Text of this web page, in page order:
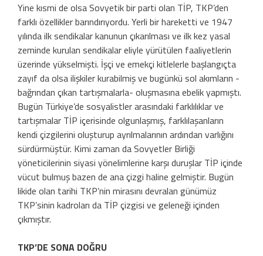
Yine kısmi de olsa Sovyetik bir parti olan TİP, TKP’den
farklı özellikler barındırıyordu. Yerli bir hareketti ve 1947
yılında ilk sendikalar kanunun çıkarılması ve ilk kez yasal
zeminde kurulan sendikalar eliyle yürütülen faaliyetlerin
üzerinde yükselmişti. İşçi ve emekçi kitlelerle başlangıçta
zayıf da olsa ilişkiler kurabilmiş ve bugünkü sol akımların -
bağrından çıkan tartışmalarla- oluşmasına ebelik yapmıştı.
Bugün Türkiye’de sosyalistler arasındaki farklılıklar ve
tartışmalar TİP içerisinde olgunlaşmış, farklılaşanların
kendi çizgilerini oluşturup ayrılmalarının ardından varlığını
sürdürmüştür. Kimi zaman da Sovyetler Birliği
yöneticilerinin siyasi yönelimlerine karşı duruşlar TİP içinde
vücut bulmuş bazen de ana çizgi haline gelmiştir. Bugün
likide olan tarihi TKP’nin mirasını devralan günümüz
TKP’sinin kadroları da TİP çizgisi ve geleneği içinden
çıkmıştır.
TKP’DE SONA DOĞRU